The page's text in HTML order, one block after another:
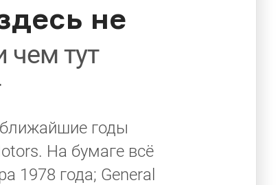
не
чем тут
годы
На бумаге всё
1978 года; General